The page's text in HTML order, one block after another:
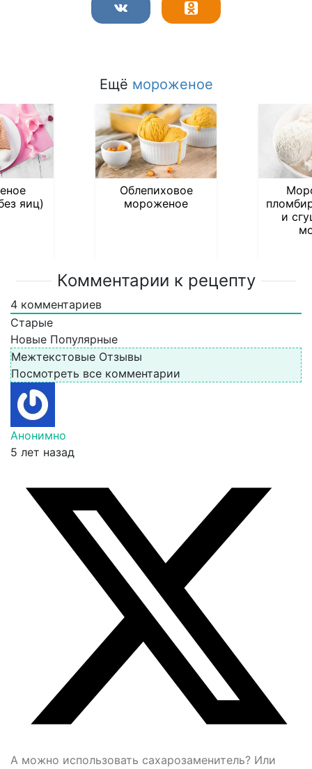
Ещё мороженое
яиц)
Облепиховое
мороженое
и
Комментарии к рецепту
4 комментариев
Старые
Новые Популярные
Межтекстовые Отзывы
Посмотреть все комментарии
Анонимно
5 лет назад
А можно использовать сахарозаменитель? Или